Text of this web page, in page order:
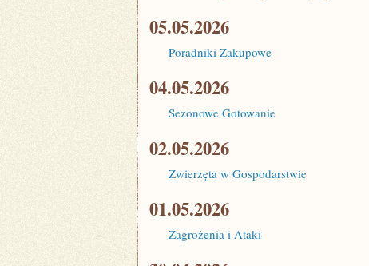
05.05.2026
Poradniki Zakupowe
04.05.2026
Sezonowe Gotowanie
02.05.2026
Zwierzęta w Gospodarstwie
01.05.2026
Zagrożenia i Ataki